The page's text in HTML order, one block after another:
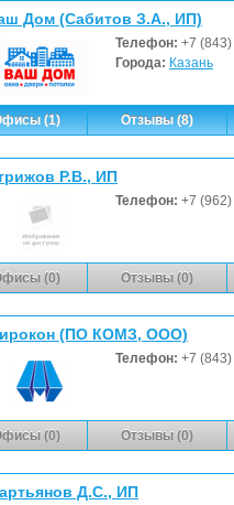
Дом (Сабитов З.А., ИП)
Телефон: +7 (843)
Города: Казань
(1) Отзывы (8)
Р.В., ИП
Телефон: +7 (962)
(0) Отзывы (0)
(ПО КОМЗ, ООО)
Телефон: +7 (843)
(0) Отзывы (0)
Д.С., ИП